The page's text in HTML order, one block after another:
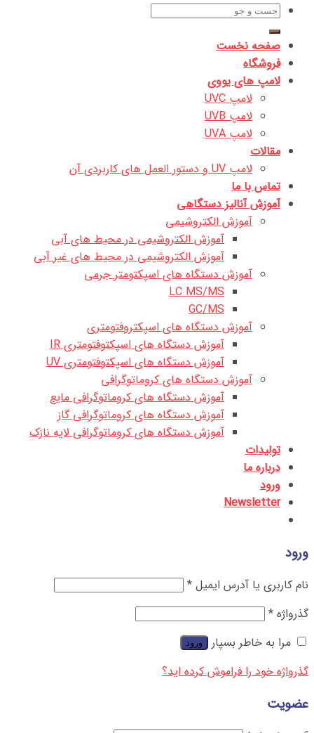
جستجو
برای:
صفحه نخست
فروشگاه
لامپ های یووی
لامپ UVC
لامپ UVB
لامپ UVA
مقالات
لامپ UV و دستور العمل های کاربردی آن
تماس با ما
آموزش آنالیز دستگاهی
آموزش الکتروشیمی
آموزش الکتروشیمی در محیط های آبی
آموزش الکتروشیمی در محیط های غیر آبی
آموزش دستگاه های اسپکتومتر جرمی
LC MS/MS
GC/MS
آموزش دستگاه های اسپکتروفتومتری
آموزش دستگاه های اسپکتوفتومتری IR
آموزش دستگاه های اسپکتوفتومتری UV
آموزش دستگاه های کروماتوگرافی
آموزش دستگاه های کروماتوگرافی مایع
آموزش دستگاه های کروماتوگرافی گاز
آموزش دستگاه های کروماتوگرافی لایه نازک
تولیدات
درباره ما
ورود
Newsletter
ورود
نام کاربری یا آدرس ایمیل *
گذرواژه *
مرا به خاطر بسپار
ورود
گذرواژه خود را فراموش کرده اید؟
عضویت